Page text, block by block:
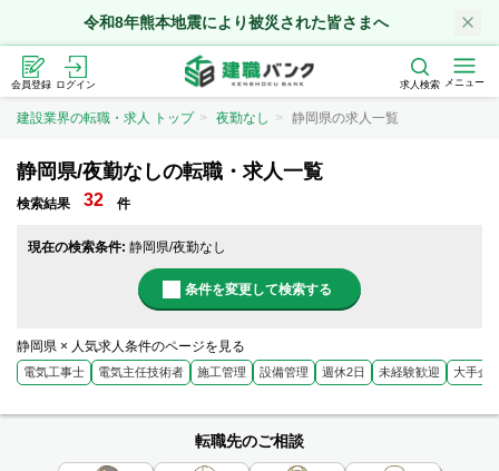
令和8年熊本地震により被災された皆さまへ
会員登録 ログイン 求人検索 メニュー
建設業界の転職・求人 トップ 夜勤なし 静岡県の求人一覧
静岡県/夜勤なしの転職・求人一覧
検索結果 32 件
現在の検索条件: 静岡県/夜勤なし
条件を変更して検索する
静岡県 × 人気求人条件のページを見る
電気工事士 電気主任技術者 施工管理 設備管理 週休2日 未経験歓迎 大手企
転職先のご相談